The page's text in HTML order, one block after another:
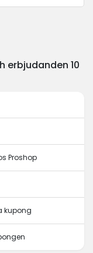
erbjudanden 10
Proshop
kupong